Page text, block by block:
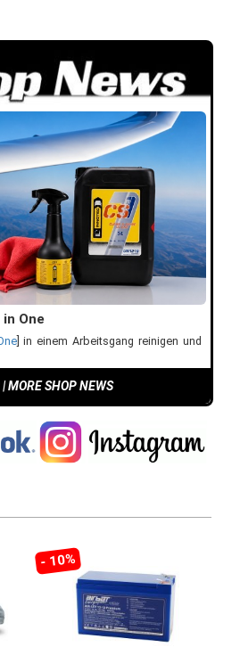
in One
] in einem Arbeitsgang reinigen und
|MORE SHOP NEWS
- 10%